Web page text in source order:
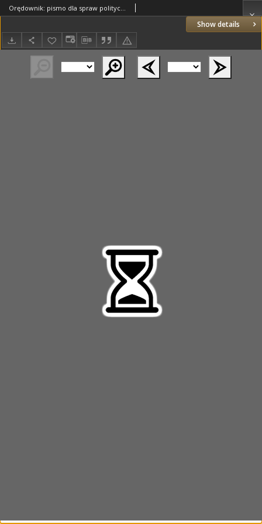
Show details
Orędownik: pismo dla spraw politycznych i spółecznych 1899.06.09 R.29 Nr129